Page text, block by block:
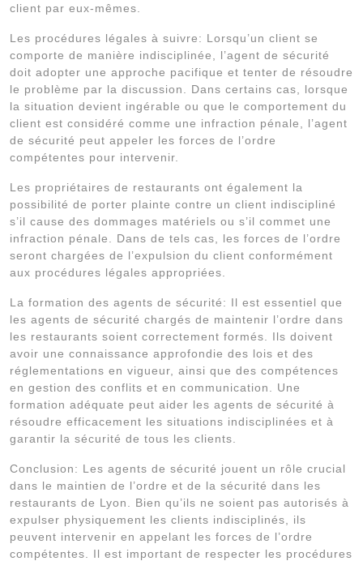
client par eux-mêmes.
Les procédures légales à suivre: Lorsqu’un client se
comporte de manière indisciplinée, l’agent de sécurité
doit adopter une approche pacifique et tenter de résoudre
le problème par la discussion. Dans certains cas, lorsque
la situation devient ingérable ou que le comportement du
client est considéré comme une infraction pénale, l’agent
de sécurité peut appeler les forces de l’ordre
compétentes pour intervenir.
Les propriétaires de restaurants ont également la
possibilité de porter plainte contre un client indiscipliné
s’il cause des dommages matériels ou s’il commet une
infraction pénale. Dans de tels cas, les forces de l’ordre
seront chargées de l’expulsion du client conformément
aux procédures légales appropriées.
La formation des agents de sécurité: Il est essentiel que
les agents de sécurité chargés de maintenir l’ordre dans
les restaurants soient correctement formés. Ils doivent
avoir une connaissance approfondie des lois et des
réglementations en vigueur, ainsi que des compétences
en gestion des conflits et en communication. Une
formation adéquate peut aider les agents de sécurité à
résoudre efficacement les situations indisciplinées et à
garantir la sécurité de tous les clients.
Conclusion: Les agents de sécurité jouent un rôle crucial
dans le maintien de l’ordre et de la sécurité dans les
restaurants de Lyon. Bien qu’ils ne soient pas autorisés à
expulser physiquement les clients indisciplinés, ils
peuvent intervenir en appelant les forces de l’ordre
compétentes. Il est important de respecter les procédures